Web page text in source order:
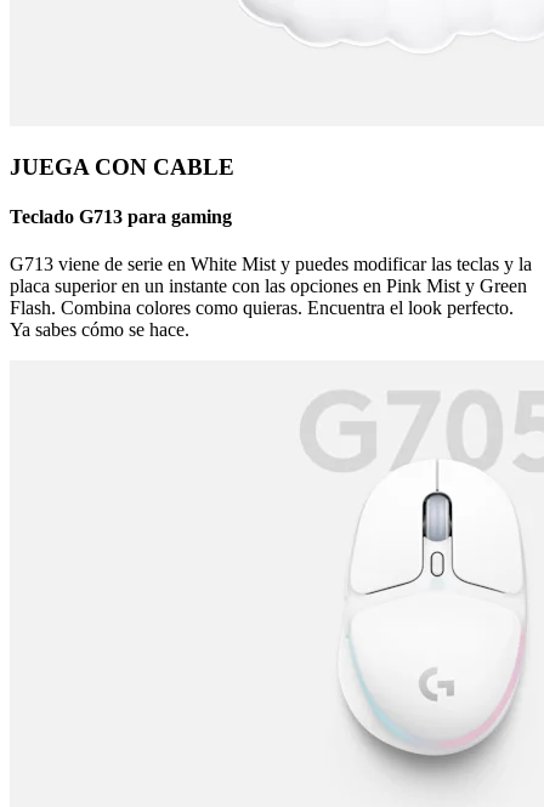
JUEGA CON CABLE
Teclado G713 para gaming
G713 viene de serie en White Mist y puedes modificar las teclas y la
placa superior en un instante con las opciones en Pink Mist y Green
Flash. Combina colores como quieras. Encuentra el look perfecto.
Ya sabes cómo se hace.